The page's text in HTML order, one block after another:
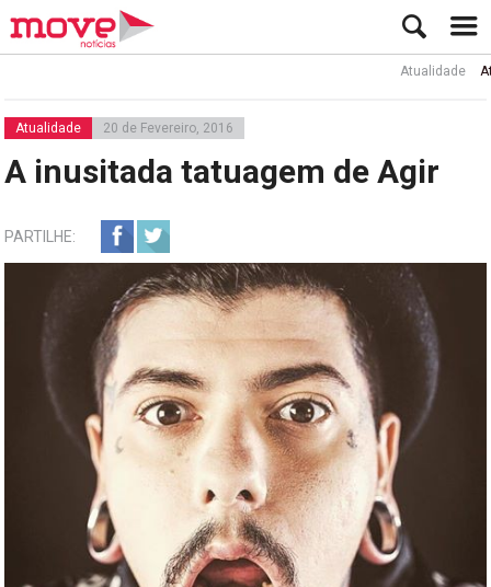
Atualidade Ator
Atualidade 20 de Fevereiro, 2016
A inusitada tatuagem de Agir
PARTILHE: